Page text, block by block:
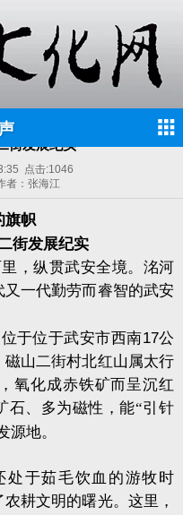
街发展纪实
点击:1046
者：张海江
旗帜
街发展纪实
，纵贯武安全境。洺河
一代勤劳而睿智的武安
于位于武安市西南17公
山二街村北红山属太行
氧化成赤铁矿而呈沉红
石、多为磁性，能“引针
地。
处于茹毛饮血的游牧时
耕文明的曙光。这里，